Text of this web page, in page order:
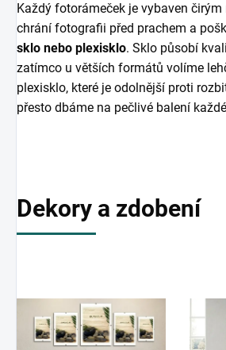
Každý fotorámeček je vybaven
chrání fotografii před prachem a
sklo nebo plexisklo. Sklo působí
zatímco u větších formátů volíme
plexisklo, které je odolnější proti
přesto dbáme na pečlivé balení
Dekory a zdobení